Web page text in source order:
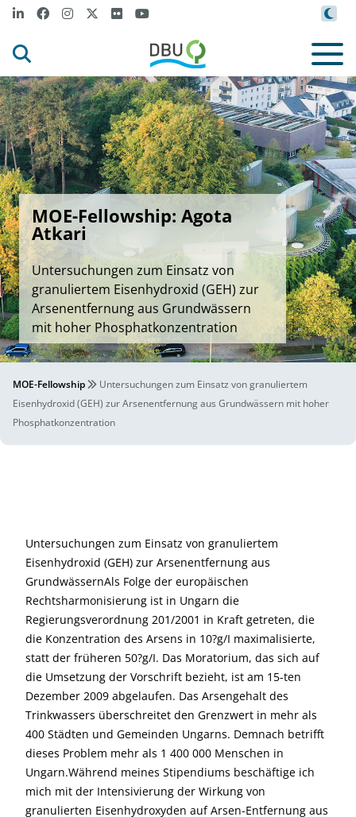
MOE-Fellowship: Agota
Atkari
Untersuchungen zum Einsatz von
granuliertem Eisenhydroxid (GEH) zur
Arsenentfernung aus Grundwässern
mit hoher Phosphatkonzentration
MOE-Fellowship
Untersuchungen zum Einsatz von granuliertem
Eisenhydroxid (GEH) zur Arsenentfernung aus Grundwässern mit hoher
Phosphatkonzentration
Untersuchungen zum Einsatz von granuliertem
Eisenhydroxid (GEH) zur Arsenentfernung aus
GrundwässernAls Folge der europäischen
Rechtsharmonisierung ist in Ungarn die
Regierungsverordnung 201/2001 in Kraft getreten, die
die Konzentration des Arsens in 10?g/I maximalisierte,
statt der früheren 50?g/I. Das Moratorium, das sich auf
die Umsetzung der Vorschrift bezieht, ist am 15-ten
Dezember 2009 abgelaufen. Das Arsengehalt des
Trinkwassers überschreitet den Grenzwert in mehr als
400 Städten und Gemeinden Ungarns. Demnach betrifft
dieses Problem mehr als 1 400 000 Menschen in
Ungarn.Während meines Stipendiums beschäftige ich
mich mit der Intensivierung der Wirkung von
granulierten Eisenhydroxyden auf Arsen-Entfernung aus